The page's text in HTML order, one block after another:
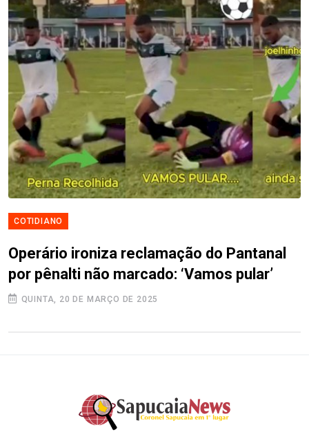
COTIDIANO
Operário ironiza reclamação do Pantanal
por pênalti não marcado: ‘Vamos pular’
QUINTA, 20 DE MARÇO DE 2025